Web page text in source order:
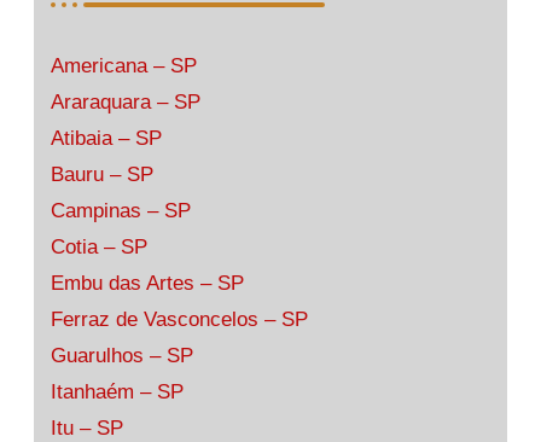
Americana – SP
Araraquara – SP
Atibaia – SP
Bauru – SP
Campinas – SP
Cotia – SP
Embu das Artes – SP
Ferraz de Vasconcelos – SP
Guarulhos – SP
Itanhaém – SP
Itu – SP